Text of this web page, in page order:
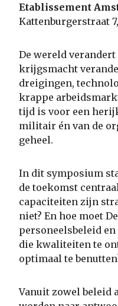
Etablissement
Kattenburgerstraat
De wereld
krijgsmacht
dreigingen,
krappe
tijd is voor een
militair én van de
geheel.
In dit symposium
de toekomst
capaciteiten zijn
niet? En hoe moet
personeelsbeleid
die kwaliteiten te
optimaal te
Vanuit zowel beleid